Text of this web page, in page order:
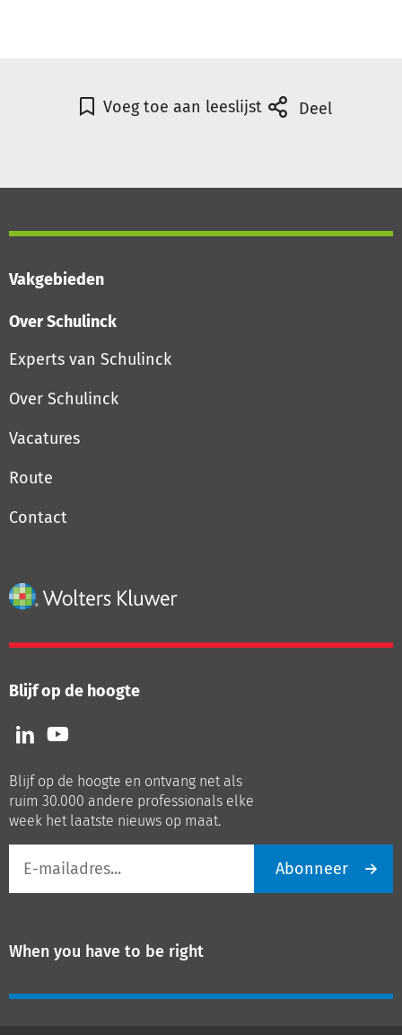
Voeg toe aan leeslijst Deel
Vakgebieden
Over Schulinck
Experts van Schulinck
Over Schulinck
Vacatures
Route
Contact
Blijf op de hoogte
Volg
ons
LinkedIn
Volg
ons
Youtube
Blijf op de hoogte en ontvang net als
ruim 30.000 andere professionals elke
week het laatste nieuws op maat.
mailadres
Abonneer
When you have to be right